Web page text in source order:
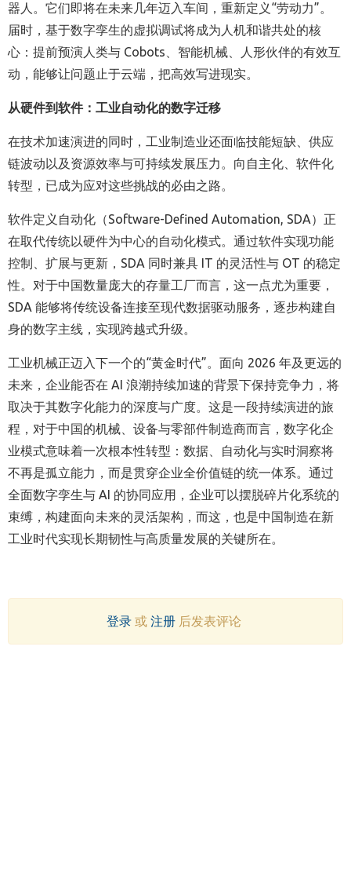
器人。它们即将在未来几年迈入车间，重新定义“劳动力”。
届时，基于数字孪生的虚拟调试将成为人机和谐共处的核
心：提前预演人类与 Cobots 、智能机械、人形伙伴的有效互
动，能够让问题止于云端，把高效写进现实。
从硬件到软件：工业自动化的数字迁移
在技术加速演进的同时，工业制造业还面临技能短缺、供应
链波动以及资源效率与可持续发展压力。向自主化、软件化
转型，已成为应对这些挑战的必由之路。
软件定义自动化（Software-Defined Automation, SDA）正
在取代传统以硬件为中心的自动化模式。通过软件实现功能
控制、扩展与更新， SDA 同时兼具 IT 的灵活性与 OT 的稳定
性。对于中国数量庞大的存量工厂而言，这一点尤为重要，
SDA 能够将传统设备连接至现代数据驱动服务，逐步构建自
身的数字主线，实现跨越式升级。
工业机械正迈入下一个的“黄金时代”。面向 2026 年及更远的
未来，企业能否在 AI 浪潮持续加速的背景下保持竞争力，将
取决于其数字化能力的深度与广度。这是一段持续演进的旅
程，对于中国的机械、设备与零部件制造商而言，数字化企
业模式意味着一次根本性转型：数据、自动化与实时洞察将
不再是孤立能力，而是贯穿企业全价值链的统一体系。通过
全面数字孪生与 AI 的协同应用，企业可以摆脱碎片化系统的
束缚，构建面向未来的灵活架构，而这，也是中国制造在新
工业时代实现长期韧性与高质量发展的关键所在。
登录或 注册后发表评论